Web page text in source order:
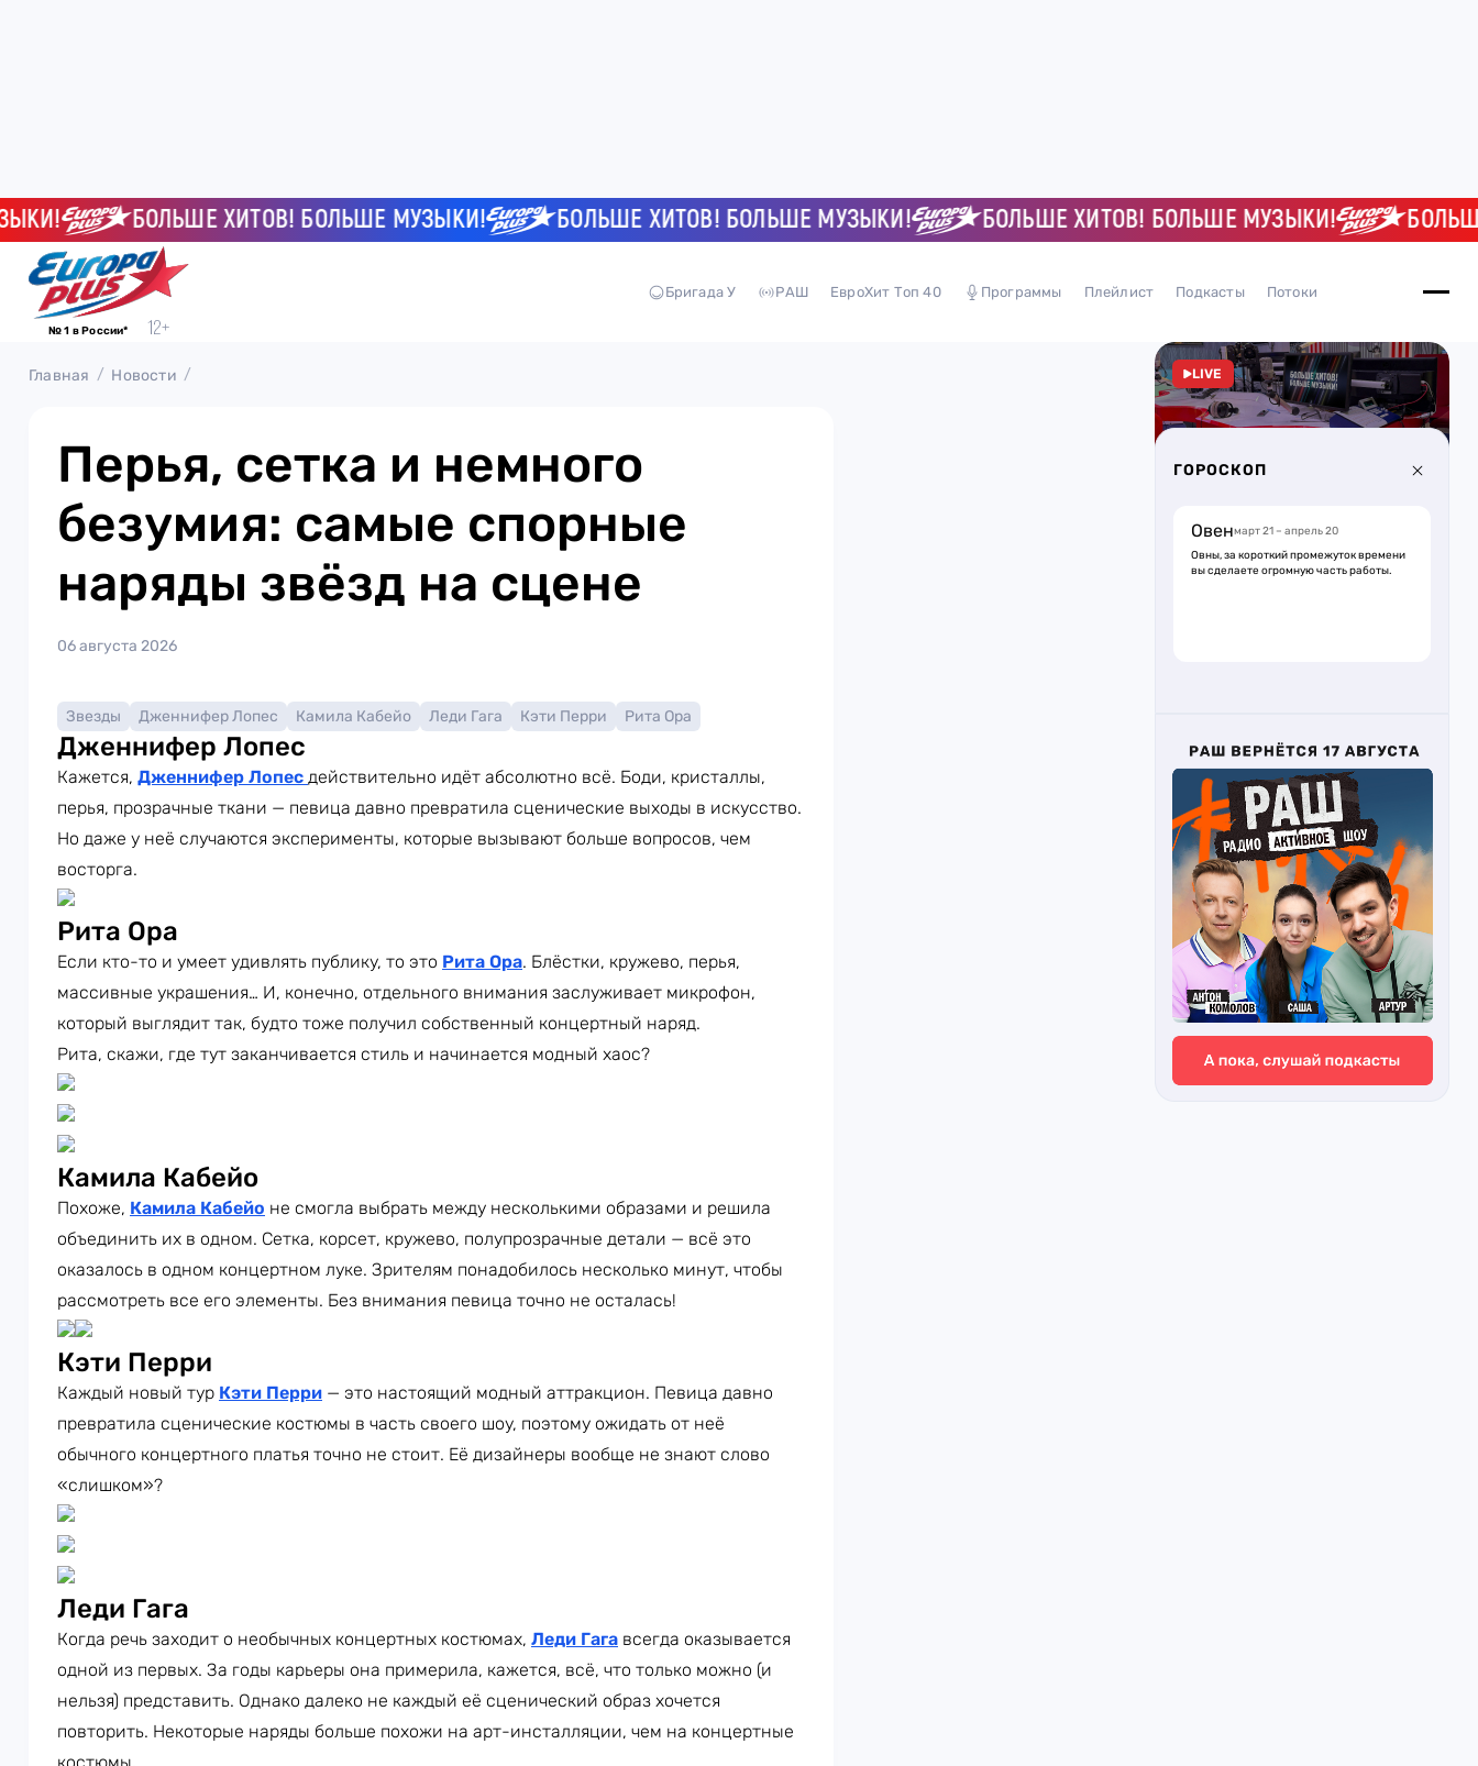
БОЛЬШЕ ХИТОВ! БОЛЬШЕ МУЗЫКИ! БОЛЬШЕ ХИТОВ! БОЛЬШЕ МУЗЫКИ! БОЛЬШЕ ХИТОВ! БОЛЬШЕ МУЗЫКИ! БОЛЬШЕ
№ 1 в России*
Бригада У РАШ ЕвроХит Топ 40 Программы Плейлист Подкасты Потоки
Главная Новости
Перья, сетка и немного
безумия: самые спорные
наряды звёзд на сцене
06 августа 2026
Звезды Дженнифер Лопес Камила Кабейо Леди Гага Кэти Перри Рита Ора
Дженнифер Лопес
Кажется, Дженнифер Лопес действительно идёт абсолютно всё. Боди, кристаллы,
перья, прозрачные ткани — певица давно превратила сценические выходы в искусство.
Но даже у неё случаются эксперименты, которые вызывают больше вопросов, чем
восторга.
Рита Ора
Если кто-то и умеет удивлять публику, то это Рита Ора. Блёстки, кружево, перья,
массивные украшения… И, конечно, отдельного внимания заслуживает микрофон,
который выглядит так, будто тоже получил собственный концертный наряд.
Рита, скажи, где тут заканчивается стиль и начинается модный хаос?
Камила Кабейо
Похоже, Камила Кабейо не смогла выбрать между несколькими образами и решила
объединить их в одном. Сетка, корсет, кружево, полупрозрачные детали — всё это
оказалось в одном концертном луке. Зрителям понадобилось несколько минут, чтобы
рассмотреть все его элементы. Без внимания певица точно не осталась!
Кэти Перри
Каждый новый тур Кэти Перри — это настоящий модный аттракцион. Певица давно
превратила сценические костюмы в часть своего шоу, поэтому ожидать от неё
обычного концертного платья точно не стоит. Её дизайнеры вообще не знают слово
«слишком»?
Леди Гага
Когда речь заходит о необычных концертных костюмах, Леди Гага всегда оказывается
одной из первых. За годы карьеры она примерила, кажется, всё, что только можно (и
нельзя) представить. Однако далеко не каждый её сценический образ хочется
повторить. Некоторые наряды больше похожи на арт-инсталляции, чем на концертные
LIVE
ГОРОСКОП
Овенмарт 21 – апрель 20
Овны, за короткий промежуток времени
вы сделаете огромную часть работы.